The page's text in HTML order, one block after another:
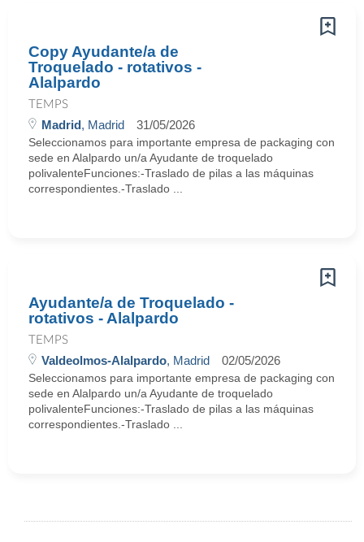
Copy Ayudante/a de
Troquelado - rotativos -
Alalpardo
TEMPS
Madrid, Madrid 31/05/2026
Seleccionamos para importante empresa de packaging con
sede en Alalpardo un/a Ayudante de troquelado
polivalenteFunciones:-Traslado de pilas a las máquinas
correspondientes.-Traslado ...
Ayudante/a de Troquelado -
rotativos - Alalpardo
TEMPS
Valdeolmos-Alalpardo, Madrid 02/05/2026
Seleccionamos para importante empresa de packaging con
sede en Alalpardo un/a Ayudante de troquelado
polivalenteFunciones:-Traslado de pilas a las máquinas
correspondientes.-Traslado ...